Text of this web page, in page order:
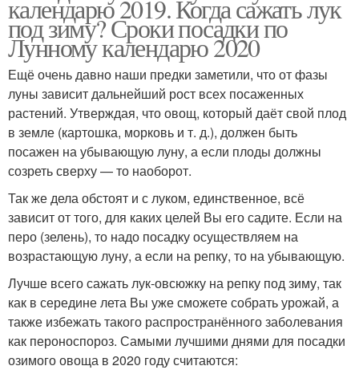
календарю 2019. Когда сажать лук
под зиму? Сроки посадки по
Лунному календарю 2020
Ещё очень давно наши предки заметили, что от фазы
луны зависит дальнейший рост всех посаженных
растений. Утверждая, что овощ, который даёт свой плод
в земле (картошка, морковь и т. д.), должен быть
посажен на убывающую луну, а если плоды должны
созреть сверху — то наоборот.
Так же дела обстоят и с луком, единственное, всё
зависит от того, для каких целей Вы его садите. Если на
перо (зелень), то надо посадку осуществляем на
возрастающую луну, а если на репку, то на убывающую.
Лучше всего сажать лук-овсюжку на репку под зиму, так
как в середине лета Вы уже сможете собрать урожай, а
также избежать такого распространённого заболевания
как пероноспороз. Самыми лучшими днями для посадки
озимого овоща в 2020 году считаются: